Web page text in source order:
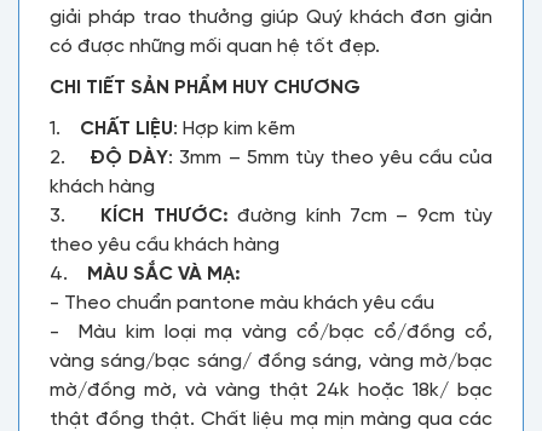
giải pháp trao thưởng giúp Quý khách đơn giản
có được những mối quan hệ tốt đẹp.
CHI TIẾT SẢN PHẨM HUY CHƯƠNG
1. CHẤT LIỆU: Hợp kim kẽm
2. ĐỘ DÀY: 3mm – 5mm tùy theo yêu cầu của
khách hàng
3.
KÍCH THƯỚC: đường kính 7cm – 9cm tùy
theo yêu cầu khách hàng
4.
MÀU SẮC VÀ MẠ:
- Theo chuẩn pantone màu khách yêu cầu
- Màu kim loại mạ vàng cổ/bạc cổ/đồng cổ,
vàng sáng/bạc sáng/ đồng sáng, vàng mờ/bạc
mờ/đồng mờ, và vàng thật 24k hoặc 18k/ bạc
thật đồng thật. Chất liệu mạ mịn màng qua các